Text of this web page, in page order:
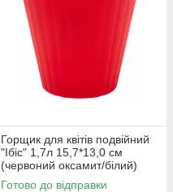
Горщик для квітів подвійний
"Ібіс" 1,7л 15,7*13,0 см
(червоний оксамит/білий)
Готово до відправки